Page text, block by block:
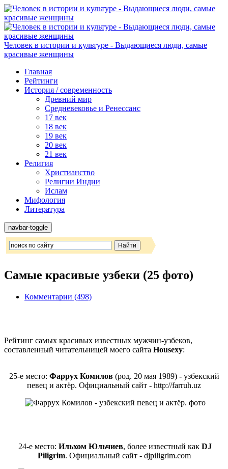
Человек в истории и культуре - Выдающиеся люди, самые
красивые женщины
Главная
Рейтинги
История / современность
Древний мир
Средневековье и Ренессанс
17 век
18 век
19 век
20 век
21 век
Религия
Христианство
Религии Индии
Ислам
Мифология
Литература
navbar-toggle
Самые красивые узбеки (25 фото)
Комментарии (498)
Рейтинг самых красивых известных мужчин-узбеков,
составленный читательницей моего сайта Housexy:
25-е место: Фаррух Комилов (род. 20 мая 1989) - узбекский
певец и актёр. Официальный сайт - http://farruh.uz
24-е место: Ильхом Юльчиев, более известный как DJ
Piligrim. Официальный сайт - djpiligrim.com